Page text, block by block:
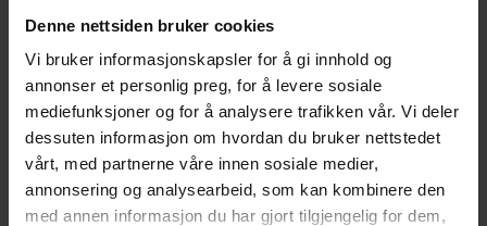
Denne nettsiden bruker cookies
Vi bruker informasjonskapsler for å gi innhold og
annonser et personlig preg, for å levere sosiale
mediefunksjoner og for å analysere trafikken vår. Vi deler
dessuten informasjon om hvordan du bruker nettstedet
vårt, med partnerne våre innen sosiale medier,
annonsering og analysearbeid, som kan kombinere den
med annen informasjon du har gjort tilgjengelig for dem,
Vekt (Kg) :
0.397000
Opprinnelsesland :
USA
Format
Paperback
Serie
Memetic
Forfattere
Eryk DonovanogIV, James
Tynion